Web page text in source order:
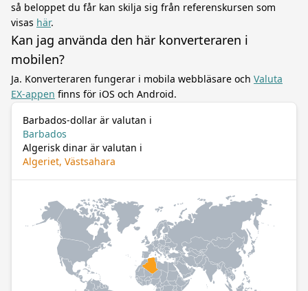
så beloppet du får kan skilja sig från referenskursen som
visas här.
Kan jag använda den här konverteraren i
mobilen?
Ja. Konverteraren fungerar i mobila webbläsare och Valuta
EX-appen finns för iOS och Android.
Barbados-dollar är valutan i
Barbados
Algerisk dinar är valutan i
Algeriet, Västsahara